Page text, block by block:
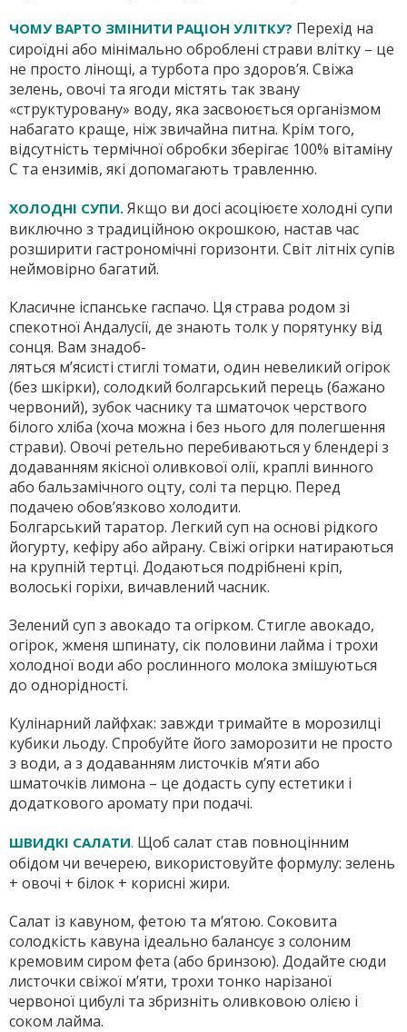
ЧОМУ ВАРТО ЗМІНИТИ РАЦІОН УЛІТКУ? Перехід на
сироїдні або мінімально оброблені страви влітку – це
не просто лінощі, а турбота про здоров’я. Свіжа
зелень, овочі та ягоди містять так звану
«структуровану» воду, яка засвоюється організмом
набагато краще, ніж звичайна питна. Крім того,
відсутність термічної обробки зберігає 100% вітаміну
С та ензимів, які допомагають травленню.
ХОЛОДНІ СУПИ. Якщо ви досі асоціюєте холодні супи
виключно з традиційною окрошкою, настав час
розширити гастрономічні горизонти. Світ літніх супів
неймовірно багатий.
Класичне іспанське гаспачо. Ця страва родом зі
спекотної Андалусії, де знають толк у порятунку від
сонця. Вам знадоб-
ляться м’ясисті стиглі томати, один невеликий огірок
(без шкірки), солодкий болгарський перець (бажано
червоний), зубок часнику та шматочок черствого
білого хліба (хоча можна і без нього для полегшення
страви). Овочі ретельно перебиваються у блендері з
додаванням якісної оливкової олії, краплі винного
або бальзамічного оцту, солі та перцю. Перед
подачею обов’язково холодити.
Болгарський таратор. Легкий суп на основі рідкого
йогурту, кефіру або айрану. Свіжі огірки натираються
на крупній тертці. Додаються подрібнені кріп,
волоські горіхи, вичавлений часник.
Зелений суп з авокадо та огірком. Стигле авокадо,
огірок, жменя шпинату, сік половини лайма і трохи
холодної води або рослинного молока змішуються
до однорідності.
Кулінарний лайфхак: завжди тримайте в морозилці
кубики льоду. Спробуйте його заморозити не просто
з води, а з додаванням листочків м’яти або
шматочків лимона – це додасть супу естетики і
додаткового аромату при подачі.
ШВИДКІ САЛАТИ. Щоб салат став повноцінним
обідом чи вечерею, використовуйте формулу: зелень
+ овочі + білок + корисні жири.
Салат із кавуном, фетою та м’ятою. Соковита
солодкість кавуна ідеально балансує з солоним
кремовим сиром фета (або бринзою). Додайте сюди
листочки свіжої м’яти, трохи тонко нарізаної
червоної цибулі та збризніть оливковою олією і
соком лайма.